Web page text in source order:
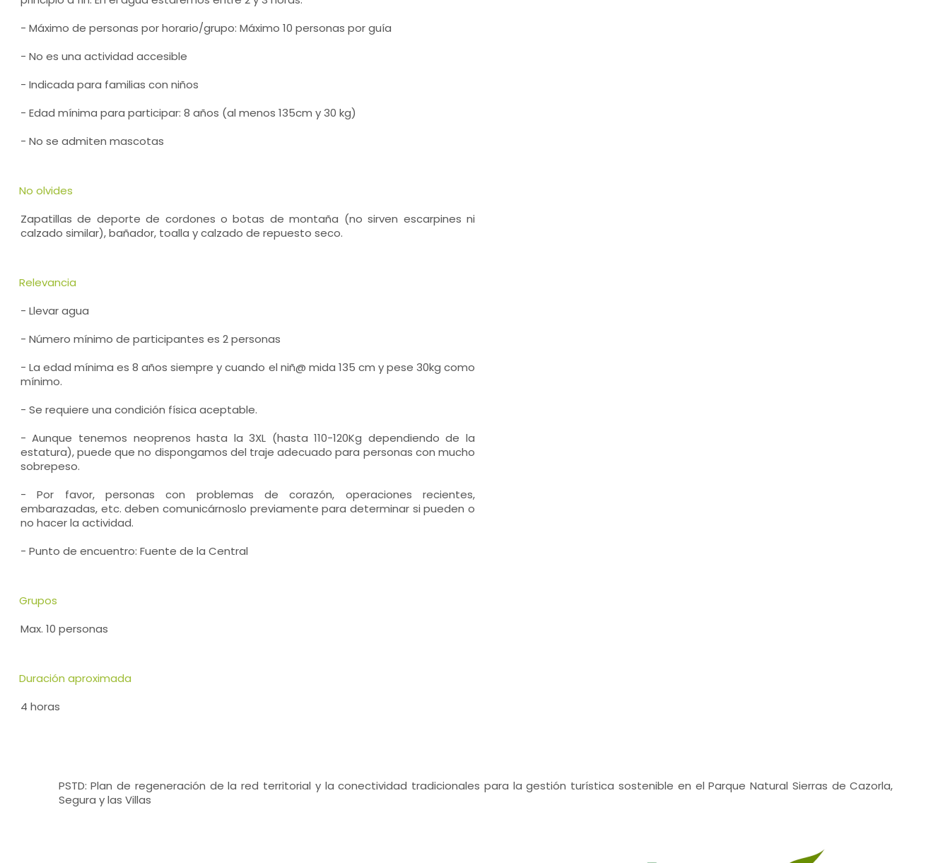
- Máximo de personas por horario/grupo: Máximo 10 personas por guía
- No es una actividad accesible
- Indicada para familias con niños
- Edad mínima para participar: 8 años (al menos 135cm y 30 kg)
- No se admiten mascotas
No olvides
Zapatillas de deporte de cordones o botas de montaña (no sirven escarpines ni
calzado similar), bañador, toalla y calzado de repuesto seco.
Relevancia
- Llevar agua
- Número mínimo de participantes es 2 personas
- La edad mínima es 8 años siempre y cuando el niñ@ mida 135 cm y pese 30kg como
mínimo.
- Se requiere una condición física aceptable.
- Aunque tenemos neoprenos hasta la 3XL (hasta 110-120Kg dependiendo de la
estatura), puede que no dispongamos del traje adecuado para personas con mucho
sobrepeso.
- Por favor, personas con problemas de corazón, operaciones recientes,
embarazadas, etc. deben comunicárnoslo previamente para determinar si pueden o
no hacer la actividad.
- Punto de encuentro: Fuente de la Central
Grupos
Max. 10 personas
Duración aproximada
4 horas
PSTD: Plan de regeneración de la red territorial y la conectividad tradicionales para la gestión turística sostenible en el Parque Natural Sierras de Cazorla,
Segura y las Villas